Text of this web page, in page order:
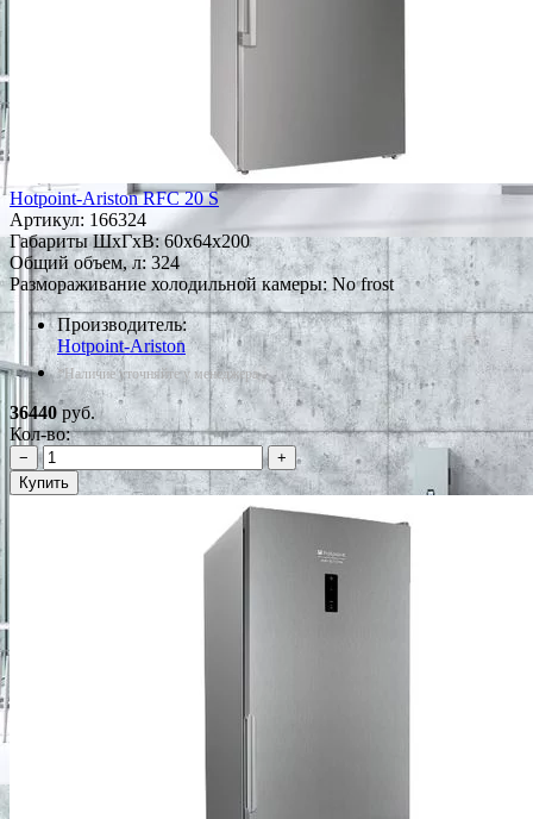
Hotpoint-Ariston RFC 20 S
Артикул: 166324
Габариты ШxГxВ: 60x64x200
Общий объем, л: 324
Размораживание холодильной камеры: No frost
Производитель:
Hotpoint-Ariston
*Наличие уточняйте у менеджера
36440руб.
Кол-во:
−
+
Купить